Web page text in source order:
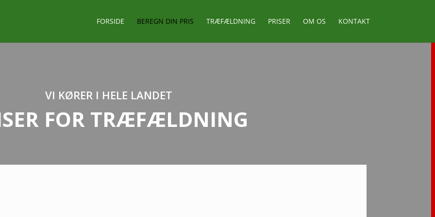
FORSIDE BEREGN DIN PRIS TRÆFÆLDNING PRISER OM OS KONTAKT
VI KØRER I HELE LANDET
FOR TRÆFÆLDNING